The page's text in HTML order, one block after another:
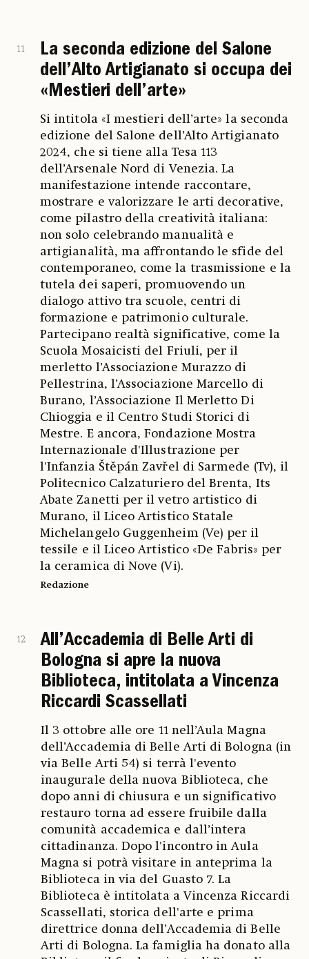
11
La seconda edizione del Salone
dell’Alto Artigianato si occupa dei
«Mestieri dell’arte»
Si intitola «I mestieri dell’arte» la seconda
edizione del Salone dell’Alto Artigianato
2024, che si tiene alla Tesa 113
dell’Arsenale Nord di Venezia. La
manifestazione intende raccontare,
mostrare e valorizzare le arti decorative,
come pilastro della creatività italiana:
non solo celebrando manualità e
artigianalità, ma affrontando le sfide del
contemporaneo, come la trasmissione e la
tutela dei saperi, promuovendo un
dialogo attivo tra scuole, centri di
formazione e patrimonio culturale.
Partecipano realtà significative, come la
Scuola Mosaicisti del Friuli, per il
merletto l’Associazione Murazzo di
Pellestrina, l’Associazione Marcello di
Burano, l’Associazione Il Merletto Di
Chioggia e il Centro Studi Storici di
Mestre. E ancora, Fondazione Mostra
Internazionale d'Illustrazione per
l'Infanzia Štěpán Zavřel di Sarmede (Tv), il
Politecnico Calzaturiero del Brenta, Its
Abate Zanetti per il vetro artistico di
Murano, il Liceo Artistico Statale
Michelangelo Guggenheim (Ve) per il
tessile e il Liceo Artistico «De Fabris» per
la ceramica di Nove (Vi).
Redazione
12
All’Accademia di Belle Arti di
Bologna si apre la nuova
Biblioteca, intitolata a Vincenza
Riccardi Scassellati
Il 3 ottobre alle ore 11 nell’Aula Magna
dell’Accademia di Belle Arti di Bologna (in
via Belle Arti 54) si terrà l'evento
inaugurale della nuova Biblioteca, che
dopo anni di chiusura e un significativo
restauro torna ad essere fruibile dalla
comunità accademica e dall’intera
cittadinanza. Dopo l'incontro in Aula
Magna si potrà visitare in anteprima la
Biblioteca in via del Guasto 7. La
Biblioteca è intitolata a Vincenza Riccardi
Scassellati, storica dell'arte e prima
direttrice donna dell’Accademia di Belle
Arti di Bologna. La famiglia ha donato alla